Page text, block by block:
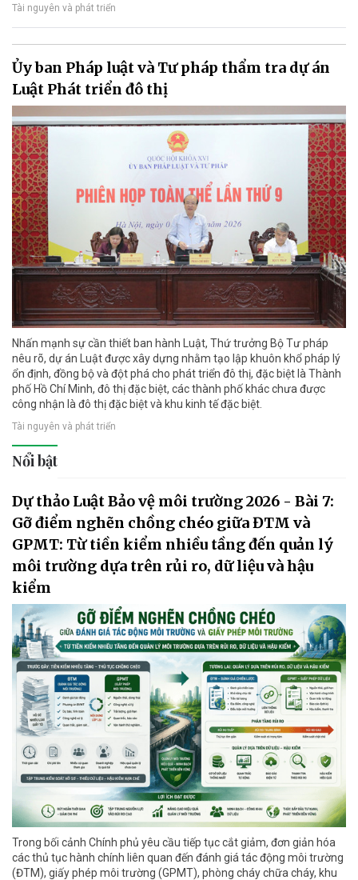
Tài nguyên và phát triển
Ủy ban Pháp luật và Tư pháp thẩm tra dự án
Luật Phát triển đô thị
Nhấn mạnh sự cần thiết ban hành Luật, Thứ trưởng Bộ Tư pháp
nêu rõ, dự án Luật được xây dựng nhằm tạo lập khuôn khổ pháp lý
ổn định, đồng bộ và đột phá cho phát triển đô thị, đặc biệt là Thành
phố Hồ Chí Minh, đô thị đặc biệt, các thành phố khác chưa được
công nhận là đô thị đặc biệt và khu kinh tế đặc biệt.
Tài nguyên và phát triển
Nổi bật
Dự thảo Luật Bảo vệ môi trường 2026 - Bài 7:
Gỡ điểm nghẽn chồng chéo giữa ĐTM và
GPMT: Từ tiền kiểm nhiều tầng đến quản lý
môi trường dựa trên rủi ro, dữ liệu và hậu
kiểm
Trong bối cảnh Chính phủ yêu cầu tiếp tục cắt giảm, đơn giản hóa
các thủ tục hành chính liên quan đến đánh giá tác động môi trường
(ĐTM), giấy phép môi trường (GPMT), phòng cháy chữa cháy, khu